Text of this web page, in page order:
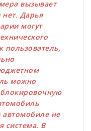
вызывает
Дарья
могут
пользователь,
можно
автомобиле не
система. В